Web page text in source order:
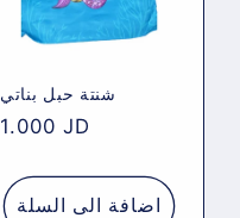
شنتة حبل بناتي
Regular
1.000 JD
اضافة الى السلة